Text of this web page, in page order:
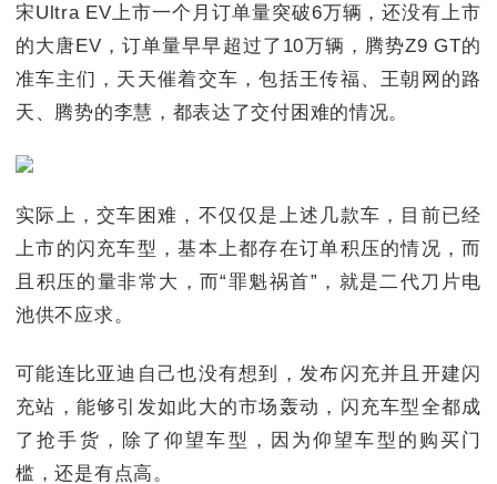
宋Ultra EV上市一个月订单量突破6万辆，还没有上市
的大唐EV，订单量早早超过了10万辆，腾势Z9 GT的
准车主们，天天催着交车，包括王传福、王朝网的路
天、腾势的李慧，都表达了交付困难的情况。
实际上，交车困难，不仅仅是上述几款车，目前已经
上市的闪充车型，基本上都存在订单积压的情况，而
且积压的量非常大，而“罪魁祸首”，就是二代刀片电
池供不应求。
可能连比亚迪自己也没有想到，发布闪充并且开建闪
充站，能够引发如此大的市场轰动，闪充车型全都成
了抢手货，除了仰望车型，因为仰望车型的购买门
槛，还是有点高。